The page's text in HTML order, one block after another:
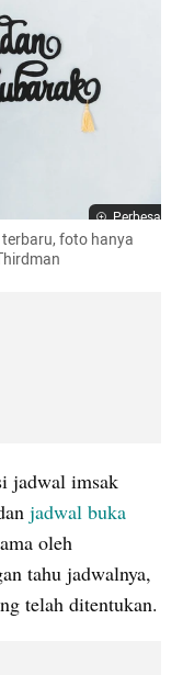
Perbesar
foto hanya
jadwal imsak
jadwal buka
oleh
tahu jadwalnya,
telah ditentukan.